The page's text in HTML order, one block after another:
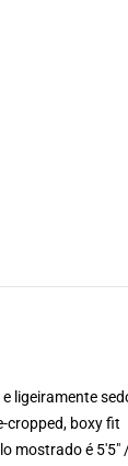
e ligeiramente
cropped, boxy fit
mostrado é